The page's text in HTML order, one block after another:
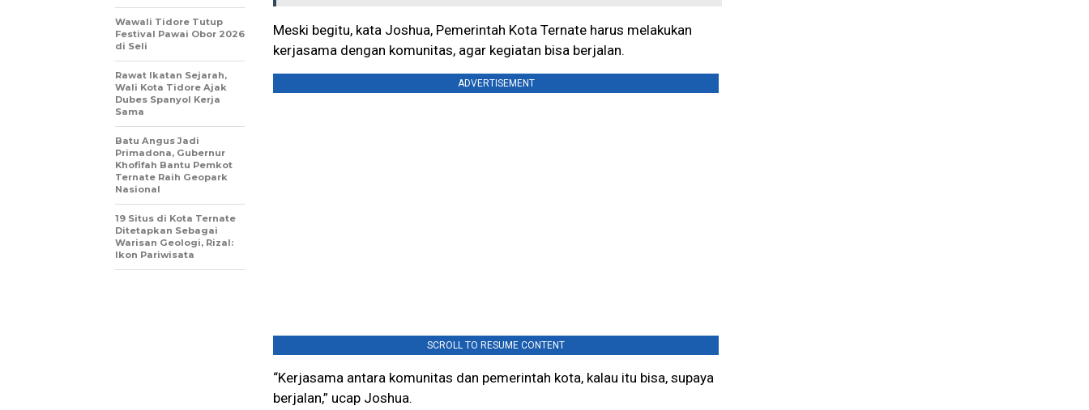
Meski begitu, kata Joshua, Pemerintah Kota Ternate harus melakukan
kerjasama dengan komunitas, agar kegiatan bisa berjalan.
ADVERTISEMENT
SCROLL TO RESUME CONTENT
“Kerjasama antara komunitas dan pemerintah kota, kalau itu bisa, supaya
berjalan,” ucap Joshua.
Wawali Tidore Tutup
Festival Pawai Obor 2026
di Seli
Rawat Ikatan Sejarah,
Wali Kota Tidore Ajak
Dubes Spanyol Kerja
Sama
Batu Angus Jadi
Primadona, Gubernur
Khofifah Bantu Pemkot
Ternate Raih Geopark
Nasional
19 Situs di Kota Ternate
Ditetapkan Sebagai
Warisan Geologi, Rizal:
Ikon Pariwisata